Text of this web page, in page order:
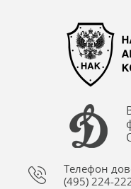
Телефон
(495) 224-